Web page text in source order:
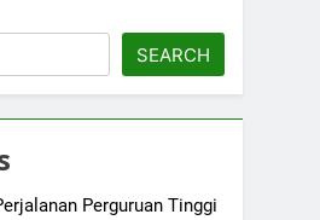
SEARCH
Perguruan Tinggi